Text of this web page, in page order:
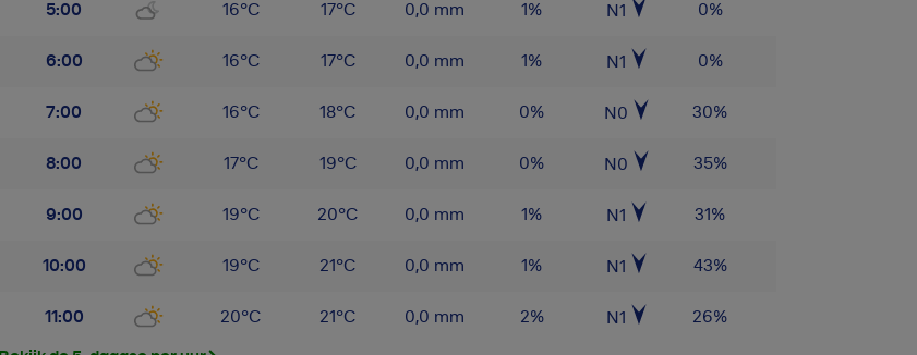
5:00 16°C 17°C 0,0 mm 1% N1 0%
6:00 16°C 17°C 0,0 mm 1% N1 0%
7:00 16°C 18°C 0,0 mm 0% N0 30%
8:00 17°C 19°C 0,0 mm 0% N0 35%
9:00 19°C 20°C 0,0 mm 1% N1 31%
10:00 19°C 21°C 0,0 mm 1% N1 43%
11:00 20°C 21°C 0,0 mm 2% N1 26%